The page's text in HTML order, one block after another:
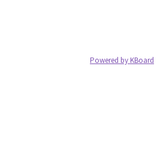
Powered by KBoard